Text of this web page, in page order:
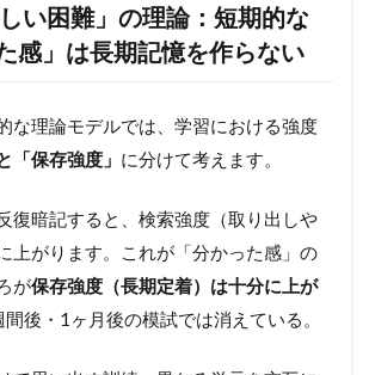
い困難」の理論：短期的な
感」は長期記憶を作らない
な理論モデルでは、学習における強度
「保存強度」 に分けて考えます。
復暗記すると、検索強度（取り出しや
上がります。これが「分かった感」の
が保存強度（長期定着）は十分に上が
後・1ヶ月後の模試では消えている。